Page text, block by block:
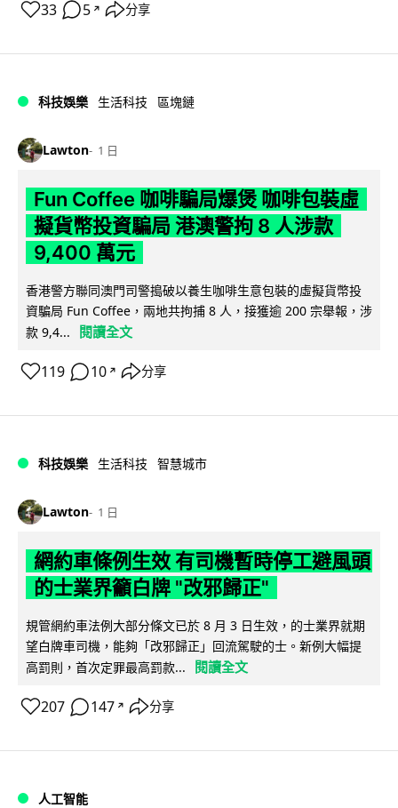
33 5 ↗ 分享
科技娛樂 生活科技 區塊鏈
Lawton 1 日
Fun Coffee 咖啡騙局爆煲 咖啡包裝虛
擬貨幣投資騙局 港澳警拘 8 人涉款
9,400 萬元
香港警方聯同澳門司警搗破以養生咖啡生意包裝的虛擬貨幣投
資騙局 Fun Coffee，兩地共拘捕 8 人，接獲逾 200 宗舉報，涉
款 9,4...
閱讀全文
119 10 ↗ 分享
科技娛樂 生活科技 智慧城市
Lawton 1 日
網約車條例生效 有司機暫時停工避風頭
的士業界籲白牌 "改邪歸正"
規管網約車法例大部分條文已於 8 月 3 日生效，的士業界就期
望白牌車司機，能夠「改邪歸正」回流駕駛的士。新例大幅提
高罰則，首次定罪最高罰款...
閱讀全文
207 147 ↗ 分享
人工智能